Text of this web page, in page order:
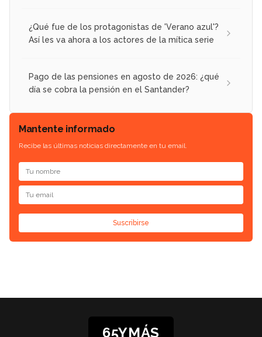
¿Qué fue de los protagonistas de 'Verano azul'?
Así les va ahora a los actores de la mítica serie
Pago de las pensiones en agosto de 2026: ¿qué
día se cobra la pensión en el Santander?
Mantente informado
Recibe las últimas noticias directamente en tu email.
Suscribirse
65YMÁS